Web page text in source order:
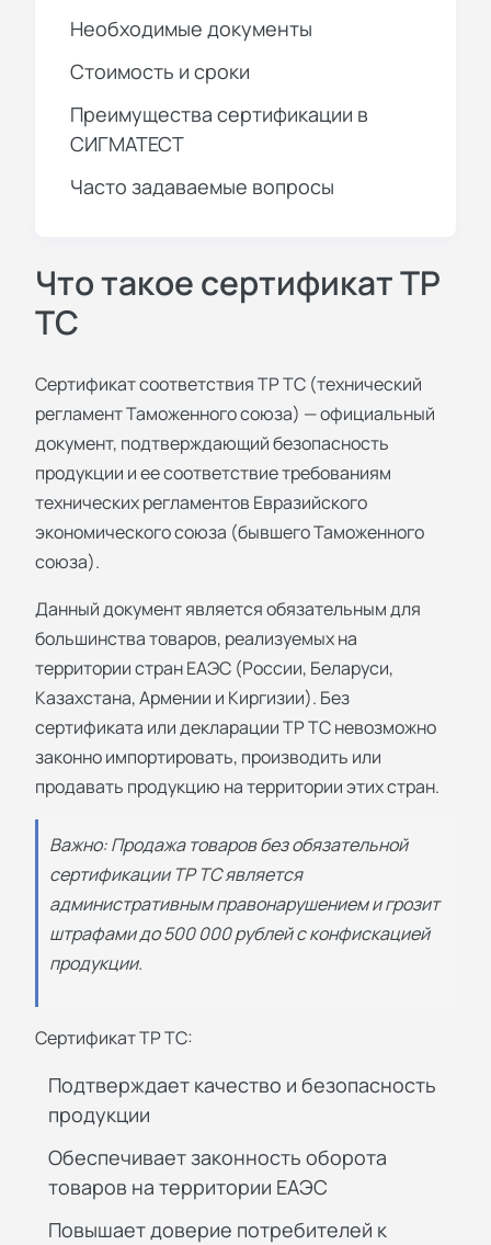
Необходимые документы
Стоимость и сроки
Преимущества сертификации в
СИГМАТЕСТ
Часто задаваемые вопросы
Что такое сертификат ТР
ТС
Сертификат соответствия ТР ТС (технический
регламент Таможенного союза) — официальный
документ, подтверждающий безопасность
продукции и ее соответствие требованиям
технических регламентов Евразийского
экономического союза (бывшего Таможенного
союза).
Данный документ является обязательным для
большинства товаров, реализуемых на
территории стран ЕАЭС (России, Беларуси,
Казахстана, Армении и Киргизии). Без
сертификата или декларации ТР ТС невозможно
законно импортировать, производить или
продавать продукцию на территории этих стран.
Важно: Продажа товаров без обязательной
сертификации ТР ТС является
административным правонарушением и грозит
штрафами до 500 000 рублей с конфискацией
продукции.
Сертификат ТР ТС:
Подтверждает качество и безопасность
продукции
Обеспечивает законность оборота
товаров на территории ЕАЭС
Повышает доверие потребителей к